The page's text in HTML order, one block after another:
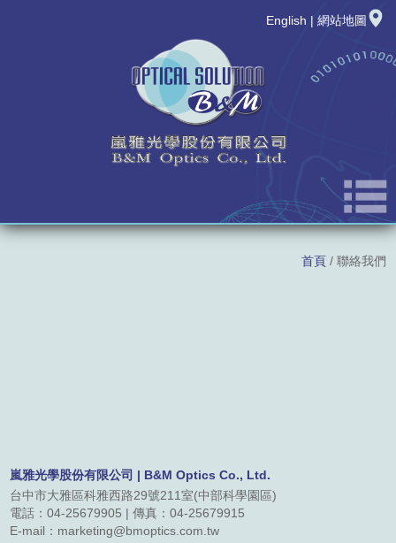
English | 網站地圖
友站連結
型錄下載
首頁/ 聯絡我們
嵐雅光學股份有限公司 | B&M Optics Co., Ltd.
台中市大雅區科雅西路29號211室(中部科學園區)
電話：04-25679905 | 傳真：04-25679915
E-mail：marketing@bmoptics.com.tw